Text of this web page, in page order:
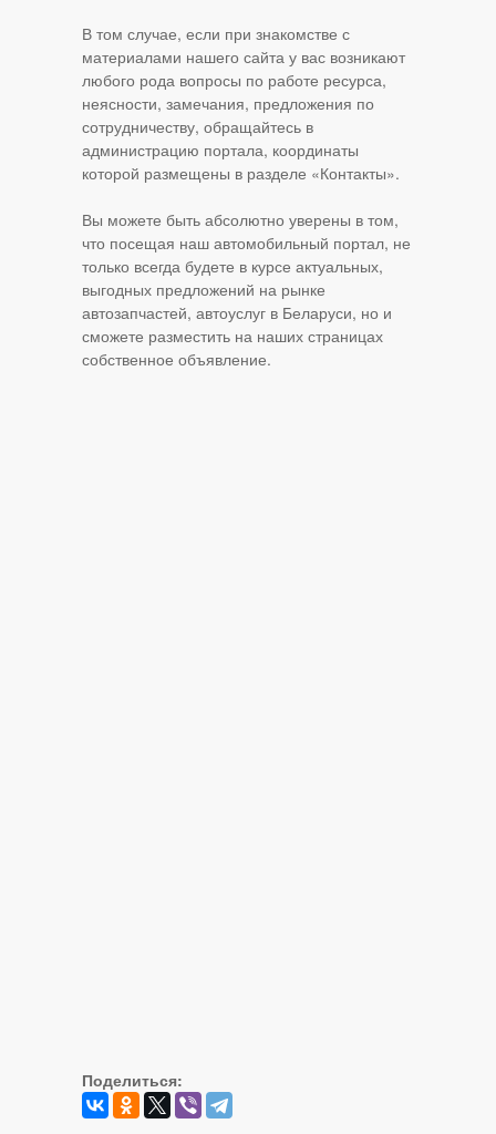
В том случае, если при знакомстве с
материалами нашего сайта у вас возникают
любого рода вопросы по работе ресурса,
неясности, замечания, предложения по
сотрудничеству, обращайтесь в
администрацию портала, координаты
которой размещены в разделе «Контакты».
Вы можете быть абсолютно уверены в том,
что посещая наш автомобильный портал, не
только всегда будете в курсе актуальных,
выгодных предложений на рынке
автозапчастей, автоуслуг в Беларуси, но и
сможете разместить на наших страницах
собственное объявление.
Поделиться: